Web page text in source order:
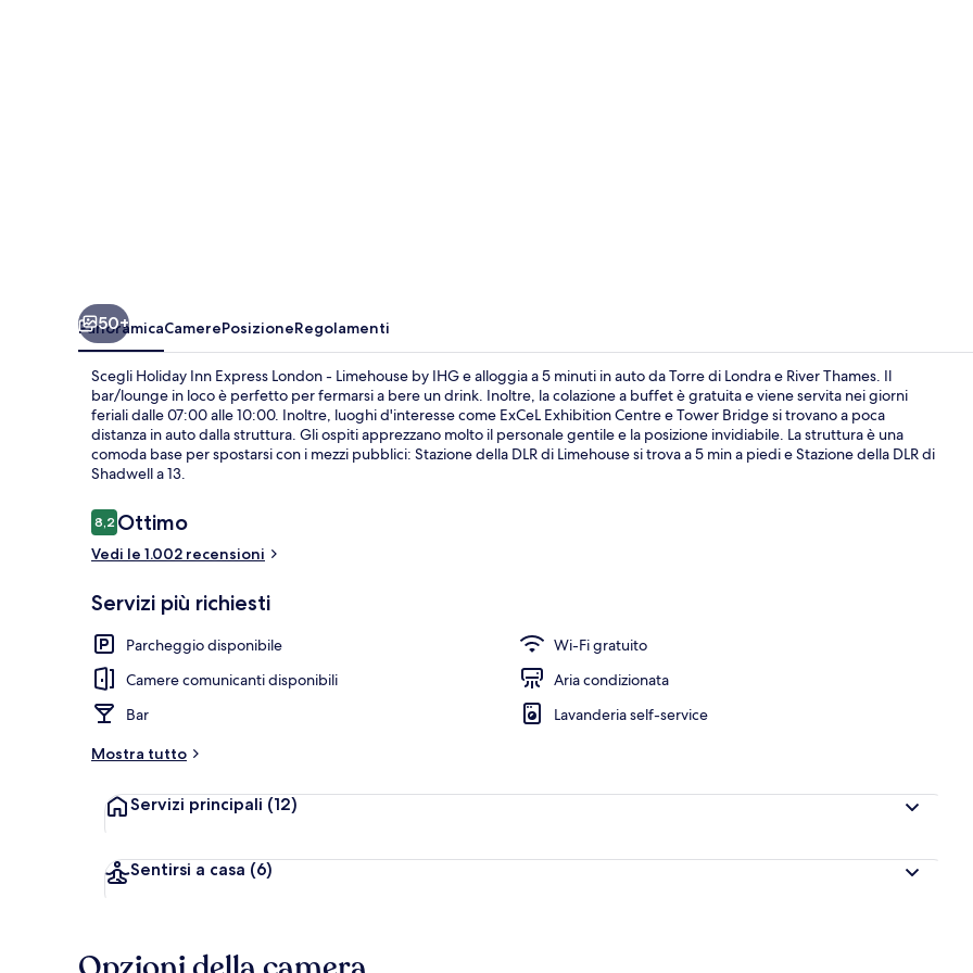
Camera
50+
PanoramicaCamerePosizioneRegolamenti
Scegli Holiday Inn Express London - Limehouse by IHG e alloggia a 5 minuti in auto da Torre di Londra e River Thames. Il
bar/lounge in loco è perfetto per fermarsi a bere un drink. Inoltre, la colazione a buffet è gratuita e viene servita nei giorni
feriali dalle 07:00 alle 10:00. Inoltre, luoghi d'interesse come ExCeL Exhibition Centre e Tower Bridge si trovano a poca
distanza in auto dalla struttura. Gli ospiti apprezzano molto il personale gentile e la posizione invidiabile. La struttura è una
comoda base per spostarsi con i mezzi pubblici: Stazione della DLR di Limehouse si trova a 5 min a piedi e Stazione della DLR di
Shadwell a 13.
Recensioni
8,28,2 su 10
Ottimo
Vedi le 1.002 recensioni
Servizi più richiesti
Parcheggio disponibile
Wi-Fi gratuito
Camere comunicanti disponibili
Aria condizionata
Bar
Lavanderia self-service
Mostra tutto
Servizi principali (12)
Sentirsi a casa (6)